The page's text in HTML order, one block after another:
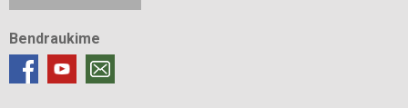
Bendraukime